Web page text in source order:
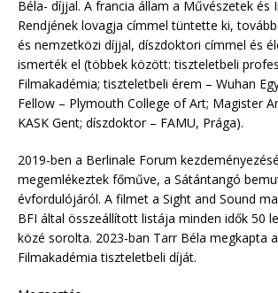
Béla- díjjal. A francia állam a Művészetek és
Rendjének lovagja címmel tüntette ki,
és nemzetközi díjjal, díszdoktori címmel és
ismerték el (többek között: tiszteletbeli
Filmakadémia; tiszteletbeli érem – Wuhan
Fellow – Plymouth College of Art; Magister
KASK Gent; díszdoktor – FAMU, Prága).
2019-ben a Berlinale Forum
megemlékeztek főműve, a Sátántangó
évfordulójáról. A filmet a Sight and Sound
BFI által összeállított listája minden idők 50
közé sorolta. 2023-ban Tarr Béla megkapta
Filmakadémia tiszteletbeli díját.